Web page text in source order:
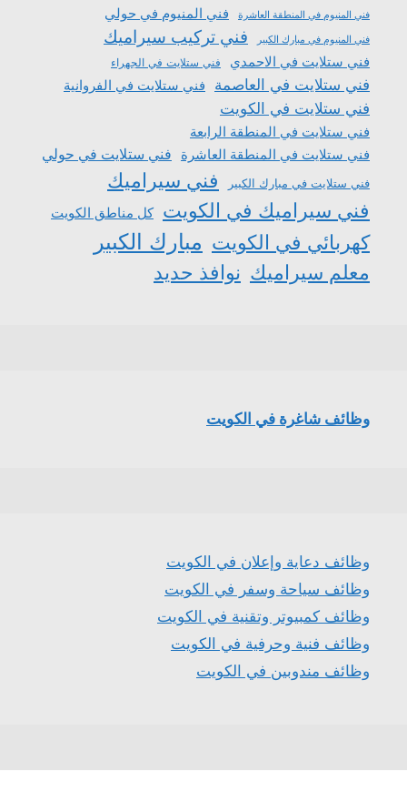
فني المنيوم في المنطقة العاشرة فني المنيوم في حولي
فني المنيوم في مبارك الكبير فني تركيب سيراميك
فني ستلايت في الاحمدي فني ستلايت في الجهراء
فني ستلايت في العاصمة فني ستلايت في الفروانية
فني ستلايت في الكويت
فني ستلايت في المنطقة الرابعة
فني ستلايت في المنطقة العاشرة فني ستلايت في حولي
فني ستلايت في مبارك الكبير
فني سيراميك
فني سيراميك في الكويت
كل مناطق الكويت
كهربائي في الكويت مبارك الكبير
معلم سيراميك نوافذ حديد
وظائف شاغرة في الكويت
وظائف دعاية وإعلان في الكويت
وظائف سياحة وسفر في الكويت
وظائف كمبيوتر وتقنية في الكويت
وظائف فنية وحرفية في الكويت
وظائف مندوبين في الكويت